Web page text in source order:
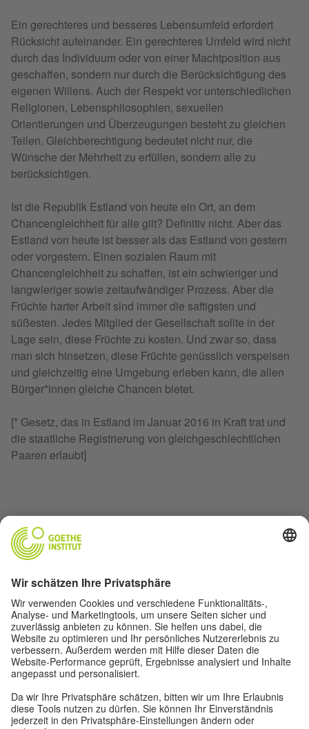
Ein gerechteres und besseres Lebensumfeld erfordert
Rücksicht aufeinander. Ein gerechteres Umfeld wird nicht
durch das Individuum oder von einer Machtposition aus
geschaffen, sondern nur durch die Berücksichtigung des
eigenen Willens. Auch der Respekt vor unterschiedlichen
Religionen, Lebensphilosophien, sexuellen
Orientierungen und Überzeugungen besteht zu gleichen
Teilen. Gleichberechtigung bedeutet nicht nur, die
Wünsche der Mehrheit zu erfüllen, sondern alle zu
berücksichtigen.
Ist die Republik Estland von heute ein Ort, an dem
Chancengleichheit für alle gilt? Definitiv nicht. Aber das
Estland von heute ist besser als das Estland von gestern
oder vorgestern. Einen sozialen Raum mit
Chancengleichheit zu schaffen, ist ein schwieriger und
langwieriger sowie zeitaufwändiger Prozess. Aber die
Früchte harter Arbeit sind immer die saftigsten und
süßesten. Jedes Mitglied der Gesellschaft sollte in der
Lage sein, diese Früchte zu kosten. Und zwar so, dass
man sich hinsetzen, diese Früchte genüsslich verspeisen
und gleichzeitig eine Umgebung erleben kann, die allen
Bürger*innen gleiche Chancen bietet.
[* Gesetz, das in Estland im Januar 2016 in Kraft trat und
die staatliche Registrierung von gleichgeschlechtlichen
Paaren erlaubt]
AUTORIN
Karmen-Eliise Kiidron studiert Semiotik und Kulturtheorie
sowie Folklore an der Universität Tartu. Ihre Freizeit
verbringt sie mit Büchern, Musik und spannenden
Diskussionen, damit das Weltbild vielfältig bleibt.
DAS KÖNNTE EUCH AUCH GEFALLEN
Ein Systemfehler ist aufgetreten. Versuchen Sie es später
noch mal.